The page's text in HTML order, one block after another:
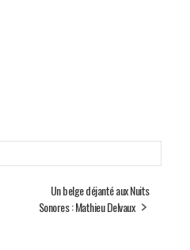
Un belge déjanté aux Nuits
Sonores : Mathieu Delvaux